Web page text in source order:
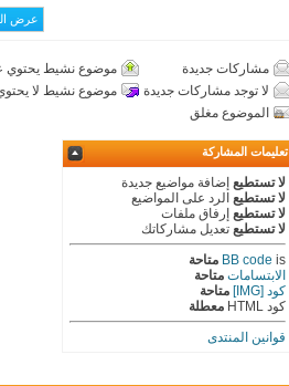
مشاركات جديدة
موضوع نشيط يحتوي
لا توجد مشاركات جديدة
موضوع نشيط لا
الموضوع مغلق
تعليمات المشاركة
لا تستطيع إضافة مواضيع جديدة
لا تستطيع الرد على المواضيع
لا تستطيع إرفاق ملفات
لا تستطيع تعديل مشاركاتك
BB code is
متاحة
الابتسامات متاحة
كود [IMG]
متاحة
كود HTML
معطلة
قوانين المنتدى